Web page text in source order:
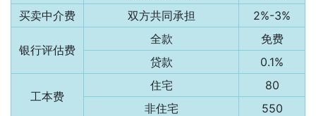
买卖中介费
双方共同承担 2%-3%
银行评估费
全款
免费
贷款
0.1%
工本费
住宅
80
非住宅
550